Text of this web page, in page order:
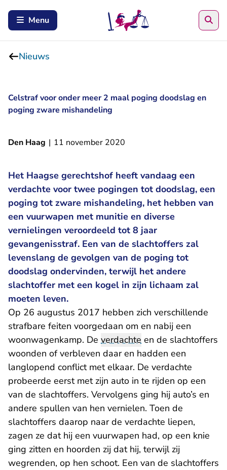
Menu
Nieuws
Celstraf voor onder meer 2 maal poging doodslag en
poging zware mishandeling
Den Haag | 11 november 2020
Het Haagse gerechtshof heeft vandaag een
verdachte voor twee pogingen tot doodslag, een
poging tot zware mishandeling, het hebben van
een vuurwapen met munitie en diverse
vernielingen veroordeeld tot 8 jaar
gevangenisstraf. Een van de slachtoffers zal
levenslang de gevolgen van de poging tot
doodslag ondervinden, terwijl het andere
slachtoffer met een kogel in zijn lichaam zal
moeten leven.
Op 26 augustus 2017 hebben zich verschillende
strafbare feiten voorgedaan om en nabij een
woonwagenkamp. De verdachte en de slachtoffers
woonden of verbleven daar en hadden een
langlopend conflict met elkaar. De verdachte
probeerde eerst met zijn auto in te rijden op een
van de slachtoffers. Vervolgens ging hij auto’s en
andere spullen van hen vernielen. Toen de
slachtoffers daarop naar de verdachte liepen,
zagen ze dat hij een vuurwapen had, op een knie
ging zitten en hoorden zij dat hij, terwijl zij
wegrenden, op hen schoot. Een van de slachtoffers